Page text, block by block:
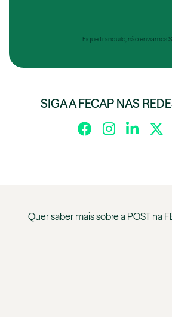
Fique tranquilo, não enviamos
SIGA A FECAP NAS
Quer saber mais sobre a POST na